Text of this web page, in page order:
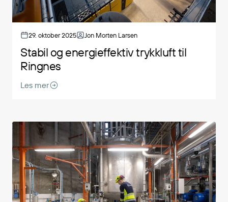
29. oktober 2025 Jon Morten Larsen
Stabil og energieffektiv trykkluft til
Ringnes
Les mer